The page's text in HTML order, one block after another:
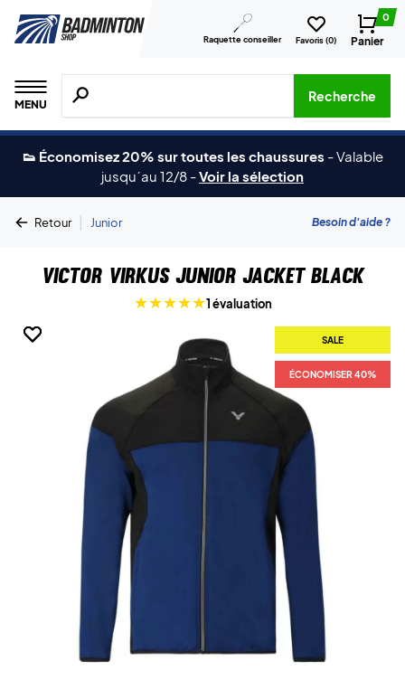
Raquette conseiller Favoris (0)
0
Panier
MENU
Recherche de produits, de marques, etc.
Recherche
👟 Économisez 20% sur toutes les chaussures -Valable
jusqu´au 12/8 -Voir la sélection
Retour | Junior Besoin d'aide ?
Victor Virkus Junior Jacket Black
1 évaluation
SALE
ÉCONOMISER 40%
SALE
ÉCONOMISER 40%
SALE
ÉCONOMISER 40%